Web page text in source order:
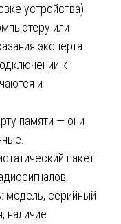
устройства).
или
эксперта
к
и
памяти — они
пакет
модель, серийный
наличие